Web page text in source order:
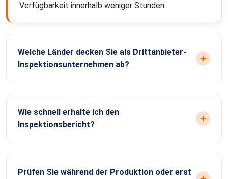
Verfügbarkeit innerhalb weniger Stunden.
Welche Länder decken Sie als Drittanbieter-
Inspektionsunternehmen ab?
Wie schnell erhalte ich den
Inspektionsbericht?
Prüfen Sie während der Produktion oder erst